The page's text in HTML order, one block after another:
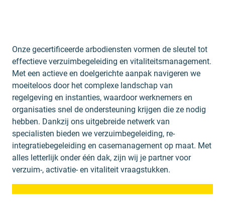
Onze gecertificeerde arbodiensten vormen de sleutel tot
effectieve verzuimbegeleiding en vitaliteitsmanagement.
Met een actieve en doelgerichte aanpak navigeren we
moeiteloos door het complexe landschap van
regelgeving en instanties, waardoor werknemers en
organisaties snel de ondersteuning krijgen die ze nodig
hebben. Dankzij ons uitgebreide netwerk van
specialisten bieden we verzuimbegeleiding, re-
integratiebegeleiding en casemanagement op maat. Met
alles letterlijk onder één dak, zijn wij je partner voor
verzuim-, activatie- en vitaliteit vraagstukken.